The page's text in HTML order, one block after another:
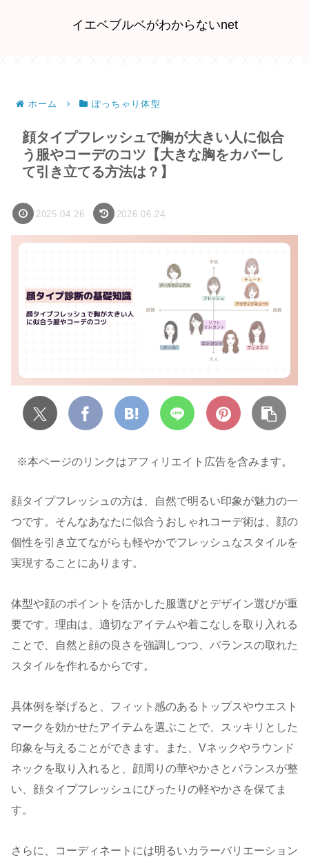
イエベブルベがわからないnet
ホーム ぽっちゃり体型
顔タイプフレッシュで胸が大きい人に似合
う服やコーデのコツ【大きな胸をカバーし
て引き立てる方法は？】
2025.04.26 2026.06.24
※本ページのリンクはアフィリエイト広告を含みます。
顔タイプフレッシュの方は、自然で明るい印象が魅力の一
つです。そんなあなたに似合うおしゃれコーデ術は、顔の
個性を引き立てながらも軽やかでフレッシュなスタイルを
実現することにあります。
体型や顔のポイントを活かした服選びとデザイン選びが重
要です。理由は、適切なアイテムや着こなしを取り入れる
ことで、自然と顔の良さを強調しつつ、バランスの取れた
スタイルを作れるからです。
具体例を挙げると、フィット感のあるトップスやウエスト
マークを効かせたアイテムを選ぶことで、スッキリとした
印象を与えることができます。また、Vネックやラウンド
ネックを取り入れると、顔周りの華やかさとバランスが整
い、顔タイプフレッシュにぴったりの軽やかさを保てま
す。
さらに、コーディネートには明るいカラーバリエーション